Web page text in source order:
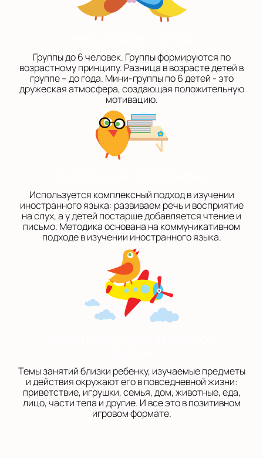
Группы до 6 человек. Группы формируются по
возрастному принципу. Разница в возрасте детей в
группе – до года. Мини-группы по 6 детей - это
дружеская атмосфера, создающая положительную
мотивацию.
Используется комплексный подход в изучении
иностранного языка: развиваем речь и восприятие
на слух, а у детей постарше добавляется чтение и
письмо. Методика основана на коммуникативном
подходе в изучении иностранного языка.
Темы занятий близки ребенку, изучаемые предметы
и действия окружают его в повседневной жизни:
приветствие, игрушки, семья, дом, животные, еда,
лицо, части тела и другие. И все это в позитивном
игровом формате.